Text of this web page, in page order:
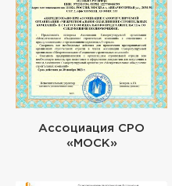
Ассоциация СРО
«МОСК»